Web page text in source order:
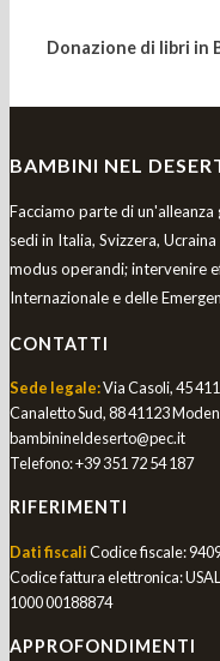
Donazione di libri in
BAMBINI NEL
Facciamo parte di
sedi in Italia, Svizzera,
modus operandi; intervenire
Internazionale e delle
CONTATTI
Sede legale:Via Casoli, 45
Canaletto Sud, 88 41123
bambinineldeserto@pec.it
Telefono:+39 351 72 54 187
RIFERIMENTI
Dati fiscaliCodice fiscale:
Codice fattura elettronica:
1000 00188874
APPROFONDIMENTI